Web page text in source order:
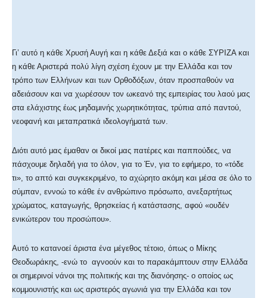
Γι’ αυτό η κάθε Χρυσή Αυγή και η κάθε Δεξιά και ο κάθε ΣΥΡΙΖΑ και
η κάθε Αριστερά πολύ λίγη σχέση έχουν με την Ελλάδα και τον
τρόπο των Ελλήνων και των Ορθοδόξων, όταν προσπαθούν να
αδειάσουν και να χωρέσουν τον ωκεανό της εμπειρίας του λαού μας
στα ελάχιστης έως μηδαμινής χωρητικότητας, τρύπια από παντού,
νεοφανή και μεταπρατικά ιδεολογήματά των.
Διότι αυτό μας έμαθαν οι δικοί μας πατέρες και παππούδες, να
πάσχουμε δηλαδή για το όλον, για το Έν, για το εφήμερο, το «τόδε
τι», το απτό και συγκεκριμένο, το αχώρητο ακόμη και μέσα σε όλο το
σύμπαν, εννοώ το κάθε έν ανθρώπινο πρόσωπο, ανεξαρτήτως
χρώματος, καταγωγής, θρησκείας ή κατάστασης, αφού «ουδέν
ενικώτερον του προσώπου».
Αυτό το κατανοεί άριστα ένα μέγεθος τέτοιο, όπως ο Μίκης
Θεοδωράκης, -ενώ το αγνοούν και το παρακάμπτουν στην Ελλάδα
οι σημερινοί νάνοι της πολιτικής και της διανόησης- ο οποίος ως
κομμουνιστής και ως αριστερός αγωνιά για την Ελλάδα και τον